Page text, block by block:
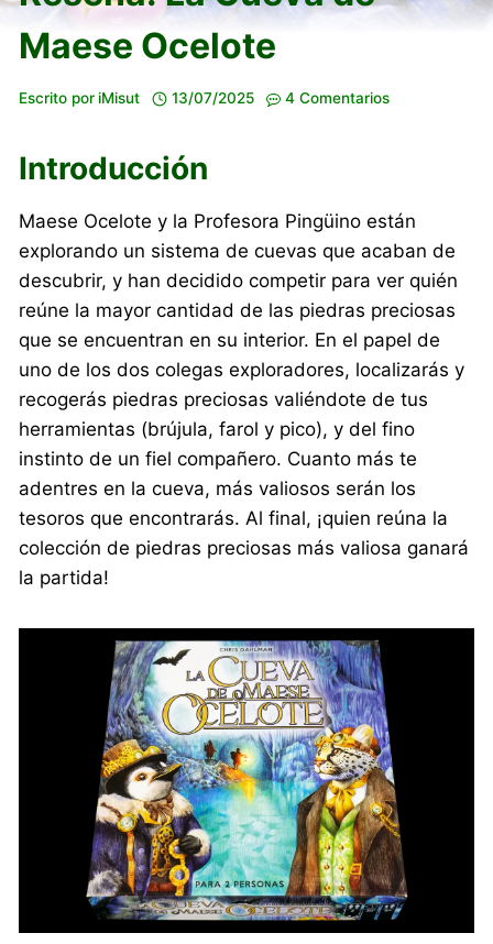
Maese Ocelote
Escrito por iMisut 13/07/2025 4 Comentarios
Introducción
Maese Ocelote y la Profesora Pingüino están
explorando un sistema de cuevas que acaban de
descubrir, y han decidido competir para ver quién
reúne la mayor cantidad de las piedras preciosas
que se encuentran en su interior. En el papel de
uno de los dos colegas exploradores, localizarás y
recogerás piedras preciosas valiéndote de tus
herramientas (brújula, farol y pico), y del fino
instinto de un fiel compañero. Cuanto más te
adentres en la cueva, más valiosos serán los
tesoros que encontrarás. Al final, ¡quien reúna la
colección de piedras preciosas más valiosa ganará
la partida!